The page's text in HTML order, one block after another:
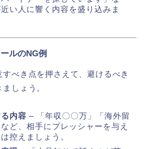
い人に響く内容を盛り込みま
ルのNG例
べき点を押さえて、避けるべき
しょう。
内容 – 「年収〇〇万」「海外留
ど、相手にプレッシャーを与え
控えましょう。